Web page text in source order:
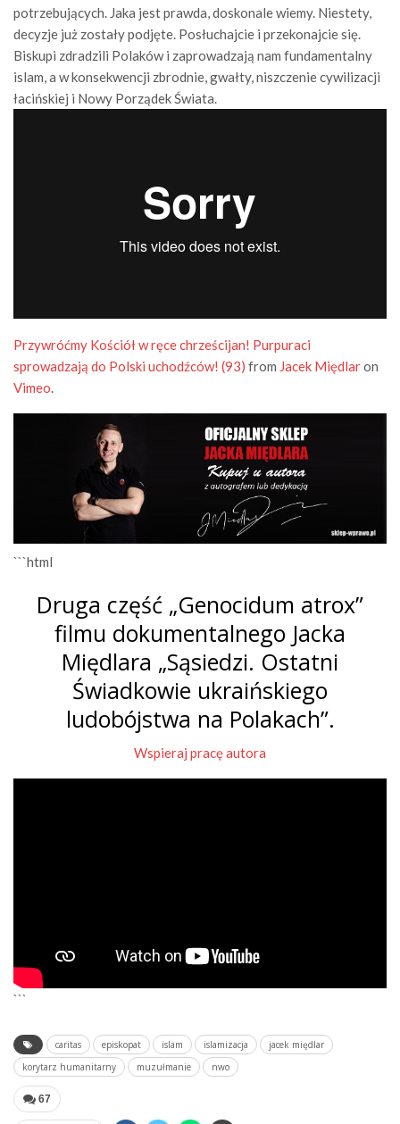
potrzebujących. Jaka jest prawda, doskonale wiemy. Niestety,
decyzje już zostały podjęte. Posłuchajcie i przekonajcie się.
Biskupi zdradzili Polaków i zaprowadzają nam fundamentalny
islam, a w konsekwencji zbrodnie, gwałty, niszczenie cywilizacji
łacińskiej i Nowy Porządek Świata.
Przywróćmy Kościół w ręce chrześcijan! Purpuraci
sprowadzają do Polski uchodźców! (93) from Jacek Międlaron
Vimeo.
```html
Druga część „Genocidum atrox”
filmu dokumentalnego Jacka
Międlara „Sąsiedzi. Ostatni
Świadkowie ukraińskiego
ludobójstwa na Polakach”.
Wspieraj pracę autora
```
caritas episkopat islam islamizacja
jacek międlar
korytarz humanitarny
muzułmanie nwo
67